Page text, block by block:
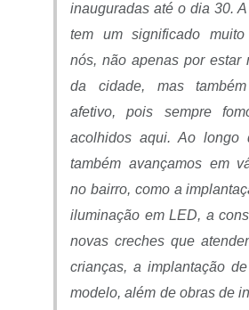
inauguradas até o dia 30.
tem um significado
nós, não apenas por estar
da cidade, mas
afetivo, pois sempre
acolhidos aqui. Ao longo
também avançamos em
no bairro, como a
iluminação em LED, a
novas creches que
crianças, a implantação
modelo, além de obras de